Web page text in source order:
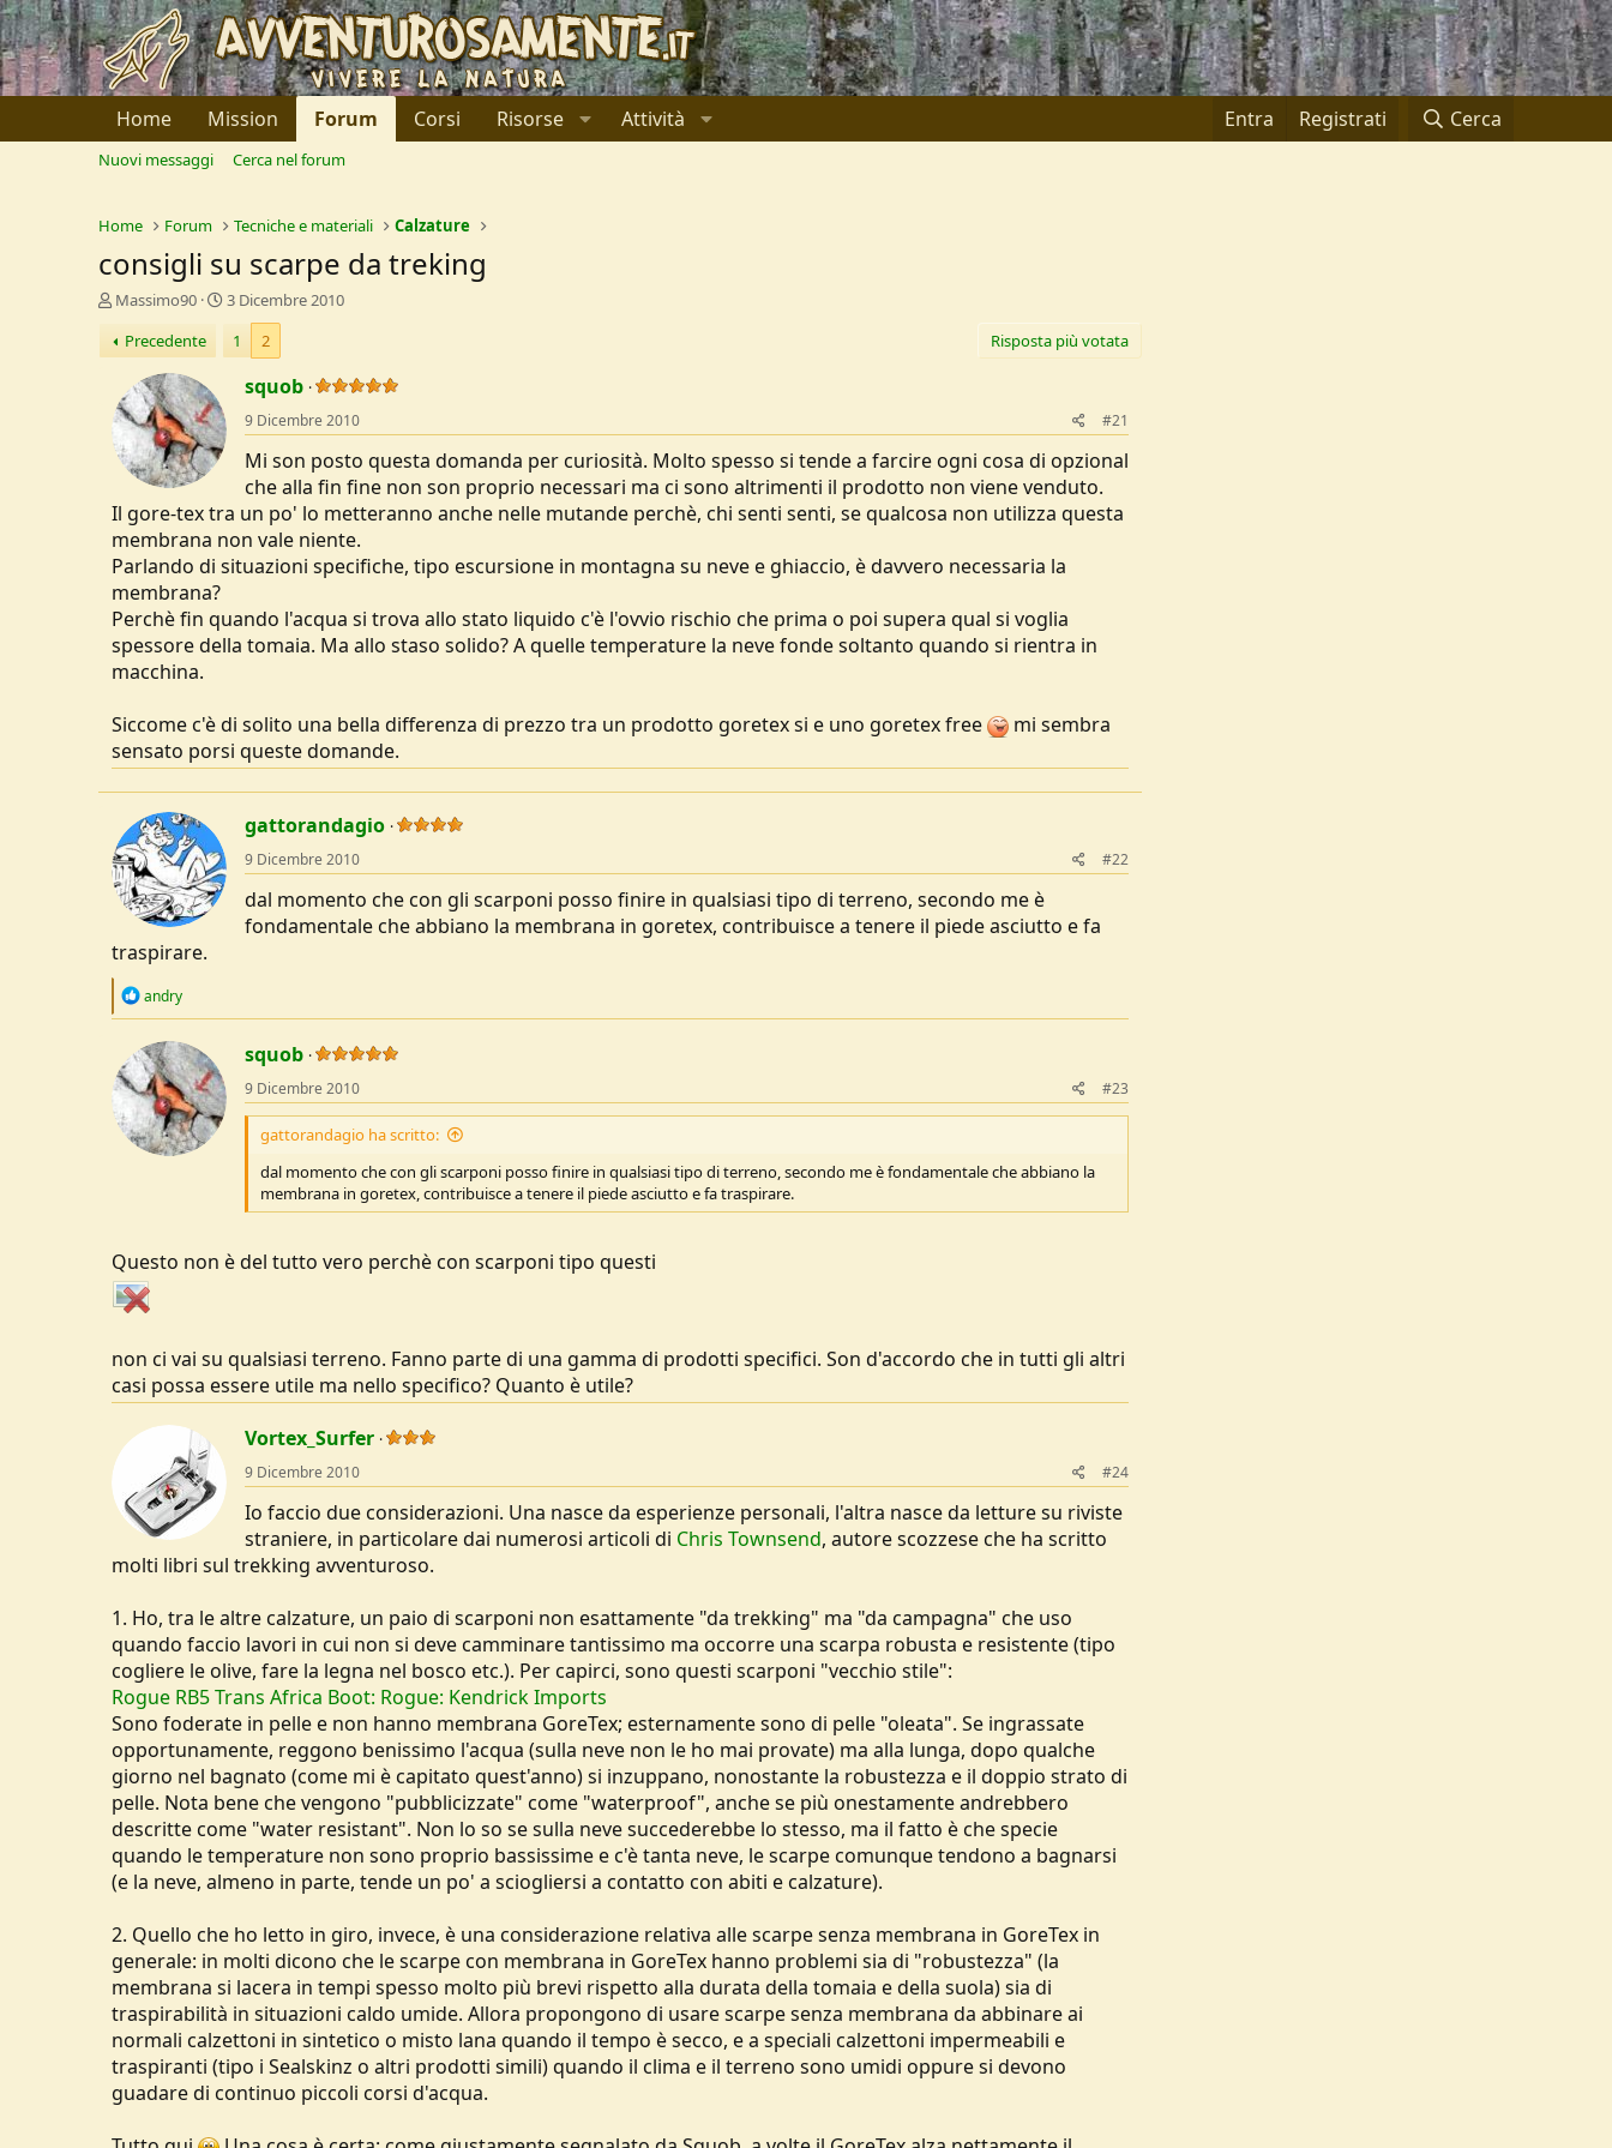
Home Mission Forum Corsi Risorse Attività Entra Registrati Cerca
Nuovi messaggi Cerca nel forum
Home Forum Tecniche e materiali Calzature
consigli su scarpe da treking
C
e
a
o
r
e
D
s
c
u
s
s
i
o
n
Massimo90
D
a
I
i
o
3 Dicembre 2010
Precedente
1 2 Risposta più votata
squob
9 Dicembre 2010 #21
Mi son posto questa domanda per curiosità. Molto spesso si tende a farcire ogni cosa di opzional
che alla fin fine non son proprio necessari ma ci sono altrimenti il prodotto non viene venduto.
Il gore-tex tra un po' lo metteranno anche nelle mutande perchè, chi senti senti, se qualcosa non utilizza questa
membrana non vale niente.
Parlando di situazioni specifiche, tipo escursione in montagna su neve e ghiaccio, è davvero necessaria la
membrana?
Perchè fin quando l'acqua si trova allo stato liquido c'è l'ovvio rischio che prima o poi supera qual si voglia
spessore della tomaia. Ma allo staso solido? A quelle temperature la neve fonde soltanto quando si rientra in
macchina.
Siccome c'è di solito una bella differenza di prezzo tra un prodotto goretex si e uno goretex free
mi sembra
sensato porsi queste domande.
gattorandagio
9 Dicembre 2010 #22
dal momento che con gli scarponi posso finire in qualsiasi tipo di terreno, secondo me è
fondamentale che abbiano la membrana in goretex, contribuisce a tenere il piede asciutto e fa
traspirare.
R
c
t
i
o
n
s
andry
squob
9 Dicembre 2010 #23
gattorandagio ha scritto:
dal momento che con gli scarponi posso finire in qualsiasi tipo di terreno, secondo me è fondamentale che abbiano la
membrana in goretex, contribuisce a tenere il piede asciutto e fa traspirare.
Questo non è del tutto vero perchè con scarponi tipo questi
non ci vai su qualsiasi terreno. Fanno parte di una gamma di prodotti specifici. Son d'accordo che in tutti gli altri
casi possa essere utile ma nello specifico? Quanto è utile?
Vortex_Surfer
9 Dicembre 2010 #24
Io faccio due considerazioni. Una nasce da esperienze personali, l'altra nasce da letture su riviste
straniere, in particolare dai numerosi articoli di Chris Townsend, autore scozzese che ha scritto
molti libri sul trekking avventuroso.
1. Ho, tra le altre calzature, un paio di scarponi non esattamente "da trekking" ma "da campagna" che uso
quando faccio lavori in cui non si deve camminare tantissimo ma occorre una scarpa robusta e resistente (tipo
cogliere le olive, fare la legna nel bosco etc.). Per capirci, sono questi scarponi "vecchio stile":
Rogue RB5 Trans Africa Boot: Rogue: Kendrick Imports
Sono foderate in pelle e non hanno membrana GoreTex; esternamente sono di pelle "oleata". Se ingrassate
opportunamente, reggono benissimo l'acqua (sulla neve non le ho mai provate) ma alla lunga, dopo qualche
giorno nel bagnato (come mi è capitato quest'anno) si inzuppano, nonostante la robustezza e il doppio strato di
pelle. Nota bene che vengono "pubblicizzate" come "waterproof", anche se più onestamente andrebbero
descritte come "water resistant". Non lo so se sulla neve succederebbe lo stesso, ma il fatto è che specie
quando le temperature non sono proprio bassissime e c'è tanta neve, le scarpe comunque tendono a bagnarsi
(e la neve, almeno in parte, tende un po' a sciogliersi a contatto con abiti e calzature).
2. Quello che ho letto in giro, invece, è una considerazione relativa alle scarpe senza membrana in GoreTex in
generale: in molti dicono che le scarpe con membrana in GoreTex hanno problemi sia di "robustezza" (la
membrana si lacera in tempi spesso molto più brevi rispetto alla durata della tomaia e della suola) sia di
traspirabilità in situazioni caldo umide. Allora propongono di usare scarpe senza membrana da abbinare ai
normali calzettoni in sintetico o misto lana quando il tempo è secco, e a speciali calzettoni impermeabili e
traspiranti (tipo i Sealskinz o altri prodotti simili) quando il clima e il terreno sono umidi oppure si devono
guadare di continuo piccoli corsi d'acqua.